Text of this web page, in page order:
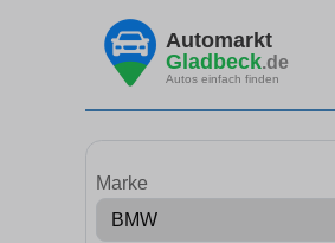
Automarkt
Gladbeck.de
Autos einfach finden
Marke